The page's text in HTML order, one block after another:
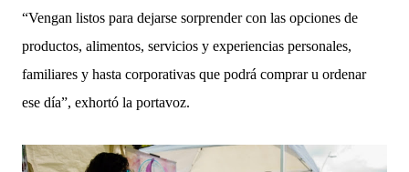
“Vengan listos para dejarse sorprender con las opciones de
productos, alimentos, servicios y experiencias personales,
familiares y hasta corporativas que podrá comprar u ordenar
ese día”, exhortó la portavoz.